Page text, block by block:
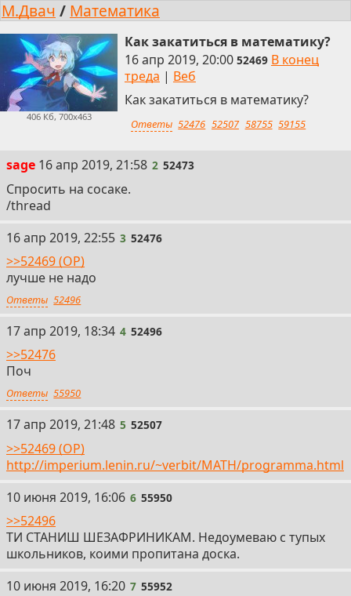
М.Двач / Математика
406 Кб, 700x463
Как закатиться в математику?
16 апр 2019, 20:00 52469 В конец
треда | Веб
Как закатиться в математику?
Ответы 52476 52507 58755 59155
sage 2
16 апр 2019, 21:58 2 52473
Спросить на сосаке.
/thread
3
16 апр 2019, 22:55 3 52476
>>52469 (OP)
лучше не надо
Ответы 52496
4
17 апр 2019, 18:34 4 52496
>>52476
Поч
Ответы 55950
5
17 апр 2019, 21:48 5 52507
>>52469 (OP)
http://imperium.lenin.ru/~verbit/MATH/programma.html
6
10 июня 2019, 16:06 6 55950
>>52496
ТИ СТАНИШ ШЕЗАФРИНИКАМ. Недоумеваю с тупых
школьников, коими пропитана доска.
7
10 июня 2019, 16:20 7 55952